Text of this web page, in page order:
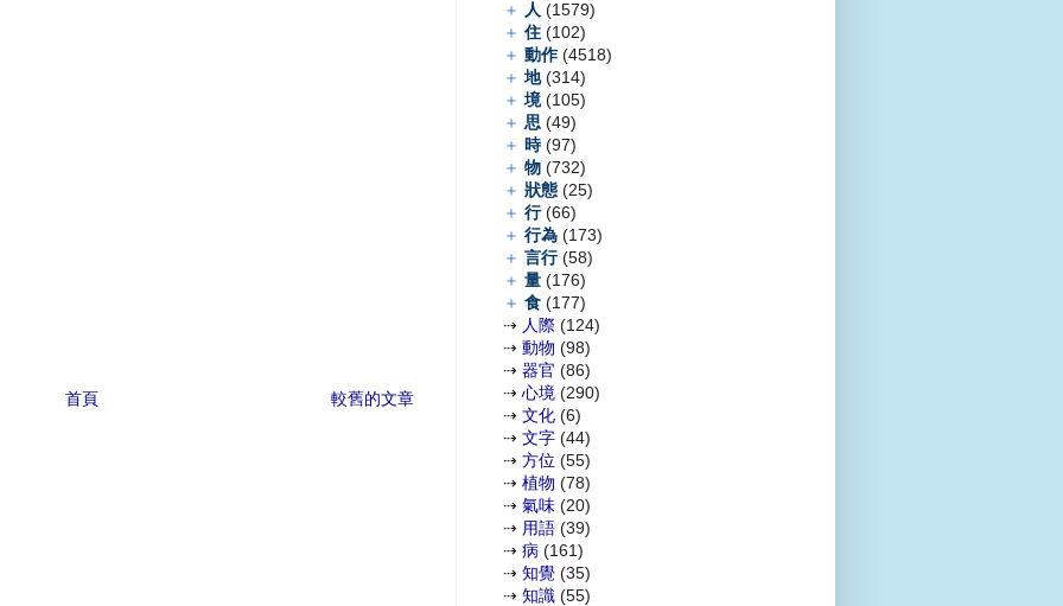
較舊的文章
首頁
＋
人 (1579)
＋ 住 (102)
＋ 動作 (4518)
＋ 地 (314)
＋ 境 (105)
＋ 思 (49)
＋ 時 (97)
＋ 物 (732)
＋ 狀態 (25)
＋ 行 (66)
＋ 行為 (173)
＋ 言行 (58)
＋ 量 (176)
＋ 食 (177)
⇢ 人際 (124)
⇢ 動物 (98)
⇢ 器官 (86)
⇢ 心境 (290)
⇢ 文化 (6)
⇢ 文字 (44)
⇢ 方位 (55)
⇢ 植物 (78)
⇢ 氣味 (20)
⇢ 用語 (39)
⇢ 病 (161)
⇢ 知覺 (35)
⇢ 知識 (55)